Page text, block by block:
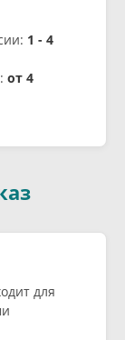
1 - 4
от 4
для